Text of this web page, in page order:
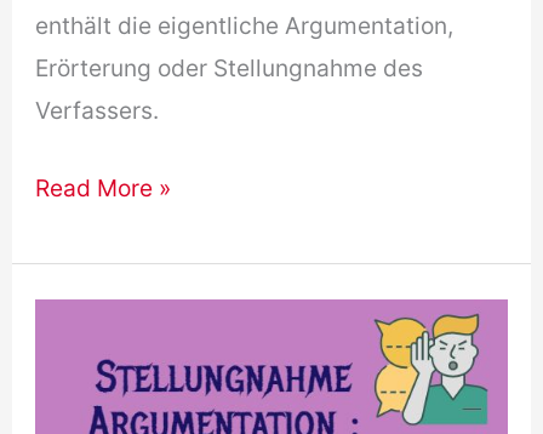
enthält die eigentliche Argumentation,
Erörterung oder Stellungnahme des
Verfassers.
B2
für
Forumsbeitrag
Schreiben
Read More »